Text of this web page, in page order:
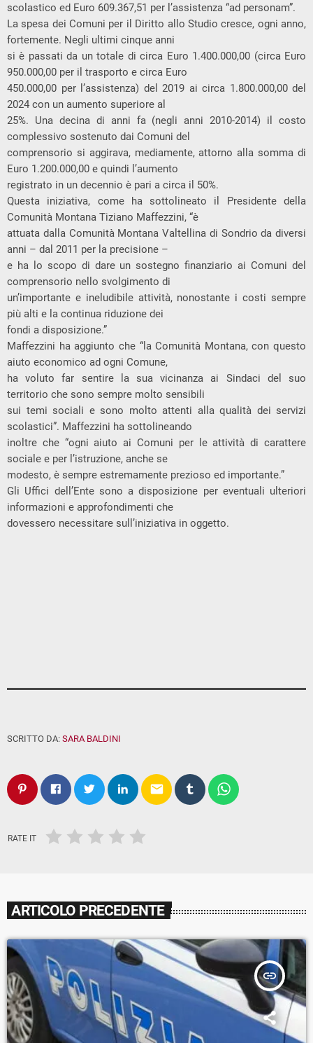
scolastico ed Euro 609.367,51 per l’assistenza “ad personam”.
La spesa dei Comuni per il Diritto allo Studio cresce, ogni anno,
fortemente. Negli ultimi cinque anni
si è passati da un totale di circa Euro 1.400.000,00 (circa Euro
950.000,00 per il trasporto e circa Euro
450.000,00 per l’assistenza) del 2019 ai circa 1.800.000,00 del
2024 con un aumento superiore al
25%. Una decina di anni fa (negli anni 2010-2014) il costo
complessivo sostenuto dai Comuni del
comprensorio si aggirava, mediamente, attorno alla somma di
Euro 1.200.000,00 e quindi l’aumento
registrato in un decennio è pari a circa il 50%.
Questa iniziativa, come ha sottolineato il Presidente della
Comunità Montana Tiziano Maffezzini, “è
attuata dalla Comunità Montana Valtellina di Sondrio da diversi
anni – dal 2011 per la precisione –
e ha lo scopo di dare un sostegno finanziario ai Comuni del
comprensorio nello svolgimento di
un’importante e ineludibile attività, nonostante i costi sempre
più alti e la continua riduzione dei
fondi a disposizione.”
Maffezzini ha aggiunto che “la Comunità Montana, con questo
aiuto economico ad ogni Comune,
ha voluto far sentire la sua vicinanza ai Sindaci del suo
territorio che sono sempre molto sensibili
sui temi sociali e sono molto attenti alla qualità dei servizi
scolastici”. Maffezzini ha sottolineando
inoltre che “ogni aiuto ai Comuni per le attività di carattere
sociale e per l’istruzione, anche se
modesto, è sempre estremamente prezioso ed importante.”
Gli Uffici dell’Ente sono a disposizione per eventuali ulteriori
informazioni e approfondimenti che
dovessero necessitare sull’iniziativa in oggetto.
SCRITTO DA: SARA BALDINI
email
RATE IT
ARTICOLO PRECEDENTE
insert_link